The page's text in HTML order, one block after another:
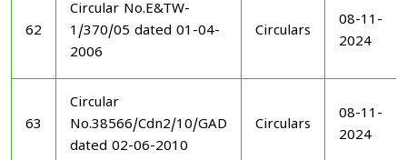
62
Circular No.E&TW-
1/370/05 dated 01-04-
2006
Circulars
08-11-
2024
63
Circular
No.38566/Cdn2/10/GAD
dated 02-06-2010
Circulars
08-11-
2024